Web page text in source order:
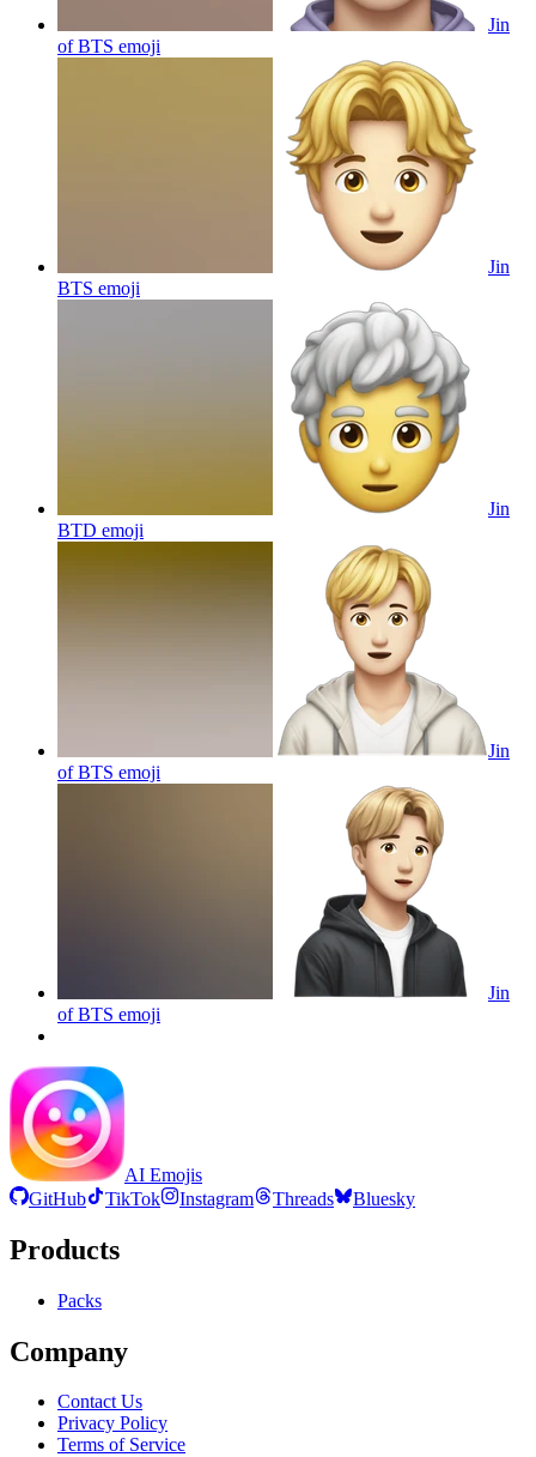
Jin
of BTS emoji
Jin
BTS emoji
Jin
BTD emoji
Jin
of BTS emoji
Jin
of BTS emoji
AI Emojis
GitHub
TikTok Instagram Threads Bluesky
Products
Packs
Company
Contact Us
Privacy Policy
Terms of Service